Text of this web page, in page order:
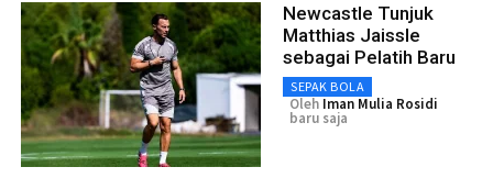
Newcastle Tunjuk
Matthias Jaissle
sebagai Pelatih Baru
SEPAK BOLA
Oleh Iman Mulia Rosidi
baru saja